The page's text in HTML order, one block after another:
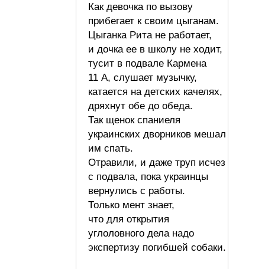
Как девочка по вызову
прибегает к своим цыганам.
Цыганка Рита не работает,
и дочка ее в школу не ходит,
тусит в подвале Кармена
11 А, слушает музычку,
катается на детских качелях,
дряхнут обе до обеда.
Так щенок спаниеля
украинских дворников мешал
им спать.
Отравили, и даже труп исчез
с подвала, пока украинцы
вернулись с работы.
Только мент знает,
что для открытия
углоловного дела надо
экспертизу погибшей собаки.